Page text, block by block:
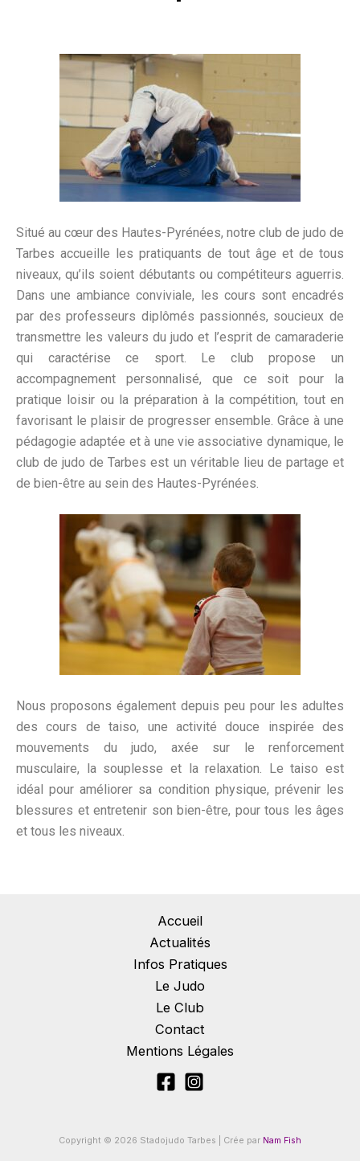
Situé au cœur des Hautes-Pyrénées, notre club de judo de
Tarbes accueille les pratiquants de tout âge et de tous
niveaux, qu’ils soient débutants ou compétiteurs aguerris.
Dans une ambiance conviviale, les cours sont encadrés
par des professeurs diplômés passionnés, soucieux de
transmettre les valeurs du judo et l’esprit de camaraderie
qui caractérise ce sport. Le club propose un
accompagnement personnalisé, que ce soit pour la
pratique loisir ou la préparation à la compétition, tout en
favorisant le plaisir de progresser ensemble. Grâce à une
pédagogie adaptée et à une vie associative dynamique, le
club de judo de Tarbes est un véritable lieu de partage et
de bien-être au sein des Hautes-Pyrénées.
Nous proposons également depuis peu pour les adultes
des cours de taiso, une activité douce inspirée des
mouvements du judo, axée sur le renforcement
musculaire, la souplesse et la relaxation. Le taiso est
idéal pour améliorer sa condition physique, prévenir les
blessures et entretenir son bien-être, pour tous les âges
et tous les niveaux.
Accueil
Actualités
Infos Pratiques
Le Judo
Le Club
Contact
Mentions Légales
Copyright © 2026 Stadojudo Tarbes | Crée par Nam Fish